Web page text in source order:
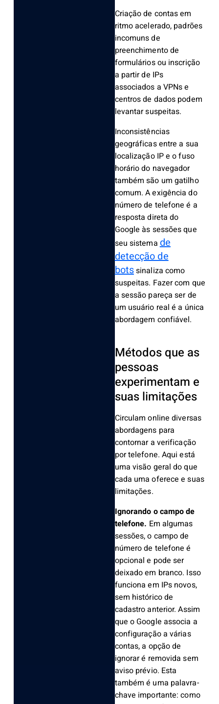
Criação de contas em
ritmo acelerado, padrões
incomuns de
preenchimento de
formulários ou inscrição
a partir de IPs
associados a VPNs e
centros de dados podem
levantar suspeitas.
Inconsistências
geográficas entre a sua
localização IP e o fuso
horário do navegador
também são um gatilho
comum. A exigência do
número de telefone é a
resposta direta do
Google às sessões que
seu sistema de
detecção de
botssinaliza como
suspeitas. Fazer com que
a sessão pareça ser de
um usuário real é a única
abordagem confiável.
Métodos que as
pessoas
experimentam e
suas limitações
Circulam online diversas
abordagens para
contornar a verificação
por telefone. Aqui está
uma visão geral do que
cada uma oferece e suas
limitações.
Ignorando o campo de
telefone. Em algumas
sessões, o campo de
número de telefone é
opcional e pode ser
deixado em branco. Isso
funciona em IPs novos,
sem histórico de
cadastro anterior. Assim
que o Google associa a
configuração a várias
contas, a opção de
ignorar é removida sem
aviso prévio. Esta
também é uma palavra-
chave importante: como